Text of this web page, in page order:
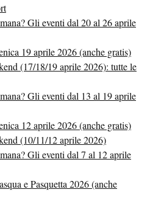
Gli eventi dal 20 al 26 aprile
19 aprile 2026 (anche gratis)
(17/18/19 aprile 2026): tutte le
Gli eventi dal 13 al 19 aprile
12 aprile 2026 (anche gratis)
(10/11/12 aprile 2026)
Gli eventi dal 7 al 12 aprile
e Pasquetta 2026 (anche